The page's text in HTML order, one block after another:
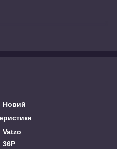
Новий
Vatzo
36P